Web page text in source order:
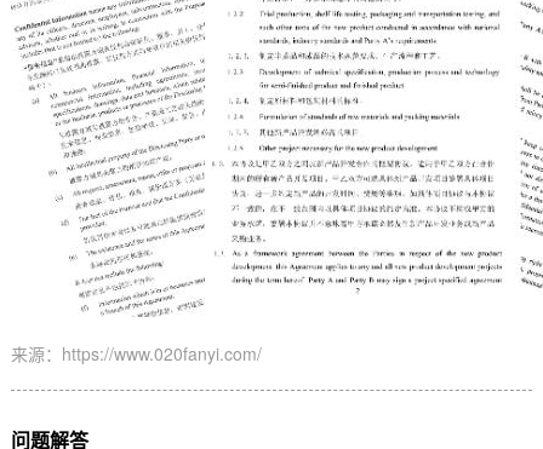
来源：https://www.020fanyi.com/
问题解答